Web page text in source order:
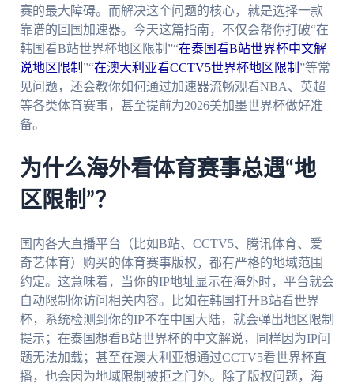
赛的最大障碍。而解决这个问题的核心，就是选择一款
靠谱的回国加速器。今天这篇指南，不仅会帮你打破“在
韩国看B站世界杯地区限制”“在泰国看B站世界杯中文解
说地区限制 ”“在澳大利亚看CCTV5世界杯地区限制 ”等常
见问题，还会教你如何通过加速器流畅观看NBA、英超
等各类体育赛事，甚至提前为2026美加墨世界杯做好准
备。
为什么海外看体育赛事总遇“地
区限制”？
国内各大直播平台（比如B站、CCTV5、腾讯体育、爱
奇艺体育）购买的体育赛事版权，都有严格的地域范围
约定。这意味着，当你的IP地址显示在海外时，平台就会
自动限制你访问相关内容。比如在韩国打开B站看世界
杯，系统检测到你的IP不在中国大陆，就会弹出地区限制
提示；在泰国想看B站世界杯的中文解说，同样因为IP问
题无法加载；甚至在澳大利亚想通过CCTV5看世界杯直
播，也会因为地域限制被拒之门外。除了版权问题，海